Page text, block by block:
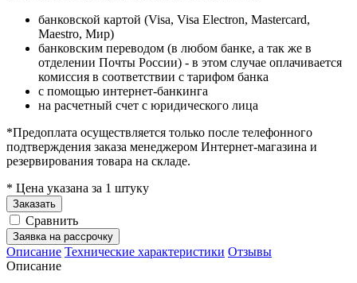
банковской картой (Visa, Visa Electron, Mastercard,
Maestro, Мир)
банковским переводом (в любом банке, а так же в
отделении Почты России) - в этом случае оплачивается
комиссия в соответствии с тарифом банка
с помощью интернет-банкинга
на расчетный счет с юридического лица
*Предоплата осуществляется только после телефонного
подтверждения заказа менеджером Интернет-магазина и
резервирования товара на складе.
* Цена указана за 1 штуку
Заказать
Сравнить
Заявка на рассрочку
Описание Технические характеристики Отзывы
Описание